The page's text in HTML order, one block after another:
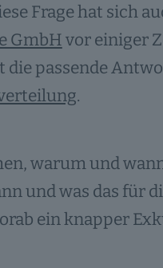
Frage hat sich
GmbHvor einiger
passende
.
warum und
und was das für
ein knapper